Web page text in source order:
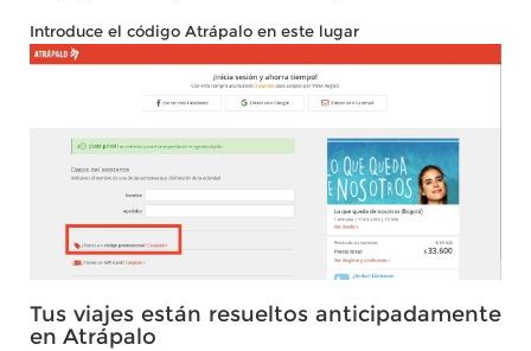
Introduce el código Atrápalo en este lugar
Tus viajes están resueltos anticipadamente
en Atrápalo